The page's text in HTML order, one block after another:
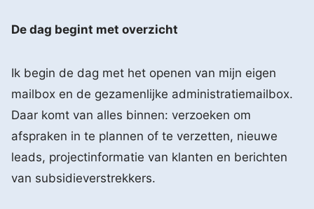
De dag begint met overzicht
Ik begin de dag met het openen van mijn eigen
mailbox en de gezamenlijke administratiemailbox.
Daar komt van alles binnen: verzoeken om
afspraken in te plannen of te verzetten, nieuwe
leads, projectinformatie van klanten en berichten
van subsidieverstrekkers.